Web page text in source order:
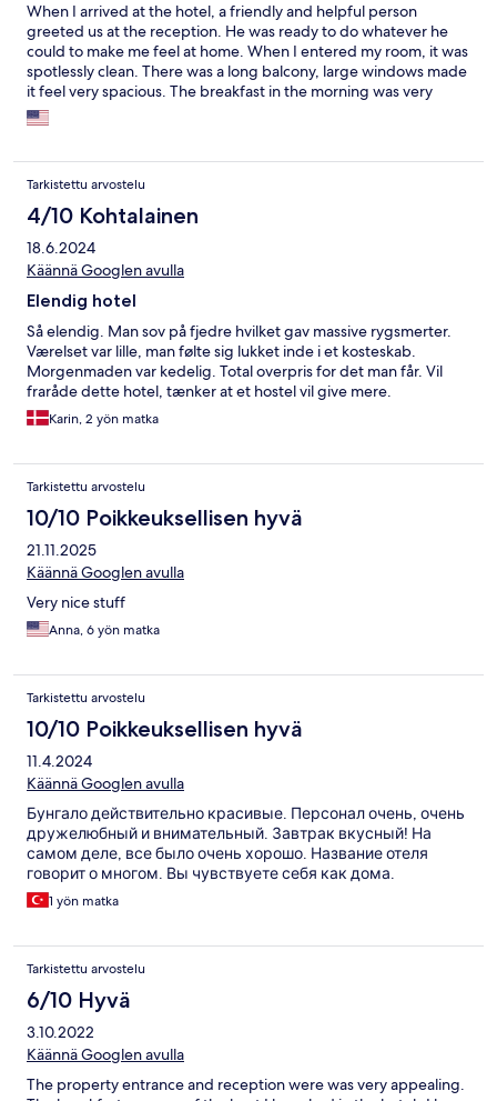
When I arrived at the hotel, a friendly and helpful person
greeted us at the reception. He was ready to do whatever he
could to make me feel at home. When I entered my room, it was
spotlessly clean. There was a long balcony, large windows made
it feel very spacious. The breakfast in the morning was very
satisfying. cheese varieties, jams and fruits. They cook eggs the
way you like them and bring them to you. I stayed for 1 day but I
Tarkistettu arvostelu
4/10 Kohtalainen
18.6.2024
Käännä Googlen avulla
Elendig hotel
Så elendig. Man sov på fjedre hvilket gav massive rygsmerter.
Værelset var lille, man følte sig lukket inde i et kosteskab.
Morgenmaden var kedelig. Total overpris for det man får. Vil
fraråde dette hotel, tænker at et hostel vil give mere.
Karin, 2 yön matka
Tarkistettu arvostelu
10/10 Poikkeuksellisen hyvä
21.11.2025
Käännä Googlen avulla
Very nice stuff
Anna, 6 yön matka
Tarkistettu arvostelu
10/10 Poikkeuksellisen hyvä
11.4.2024
Käännä Googlen avulla
Бунгало действительно красивые. Персонал очень, очень
дружелюбный и внимательный. Завтрак вкусный! На
самом деле, все было очень хорошо. Название отеля
говорит о многом. Вы чувствуете себя как дома.
1 yön matka
Tarkistettu arvostelu
6/10 Hyvä
3.10.2022
Käännä Googlen avulla
The property entrance and reception were was very appealing.